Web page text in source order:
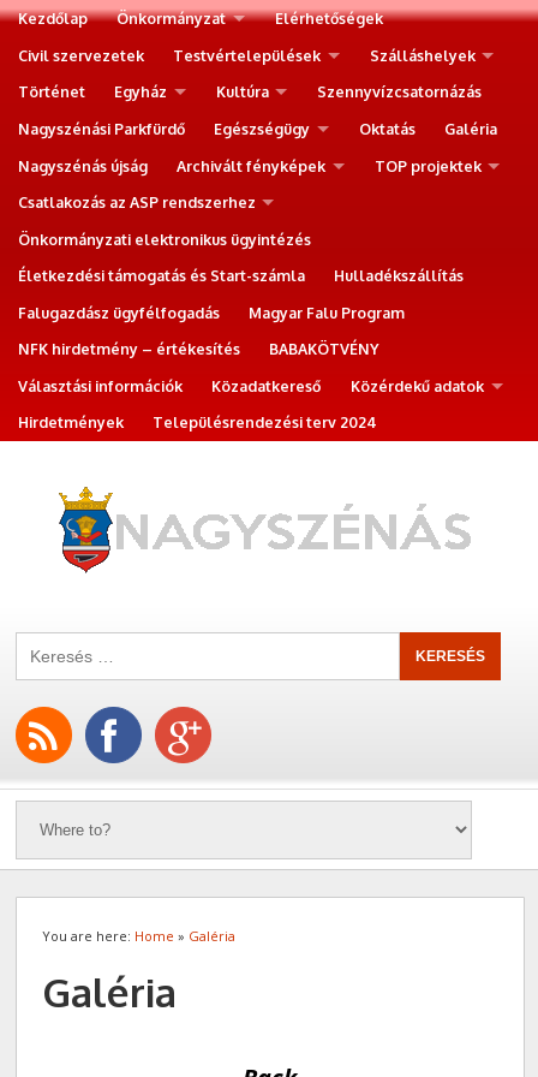
Kezdőlap Önkormányzat
Elérhetőségek
Civil szervezetek
Testvértelepülések
Szálláshelyek
Történet
Egyház Kultúra
Szennyvízcsatornázás
Nagyszénási Parkfürdő
Egészségügy Oktatás
Galéria
Nagyszénás újság
Archivált fényképek
TOP projektek
Csatlakozás az ASP rendszerhez
Önkormányzati elektronikus ügyintézés
Életkezdési támogatás és Start-számla
Hulladékszállítás
Falugazdász ügyfélfogadás
Magyar Falu Program
NFK hirdetmény – értékesítés
BABAKÖTVÉNY
Választási információk
Közadatkereső
Közérdekű adatok
Hirdetmények
Településrendezési terv 2024
You are here: Home » Galéria
Galéria